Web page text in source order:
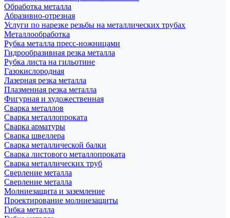
Обработка металла
Абразивно-отрезная
Услуги по нарезке резьбы на металлических трубах
Металлообработка
Рубка металла пресс-ножницами
Гидрообразивная резка металла
Рубка листа на гильотине
Газокислородная
Лазерная резка металла
Плазменная резка металла
Фигурная и художественная
Сварка металлов
Сварка металлопроката
Сварка арматуры
Сварка швеллера
Сварка металлической балки
Сварка листового металлопроката
Сварка металлических труб
Сверление металла
Сверление металла
Молниезащита и заземление
Проектирование молниезащиты
Гибка металла